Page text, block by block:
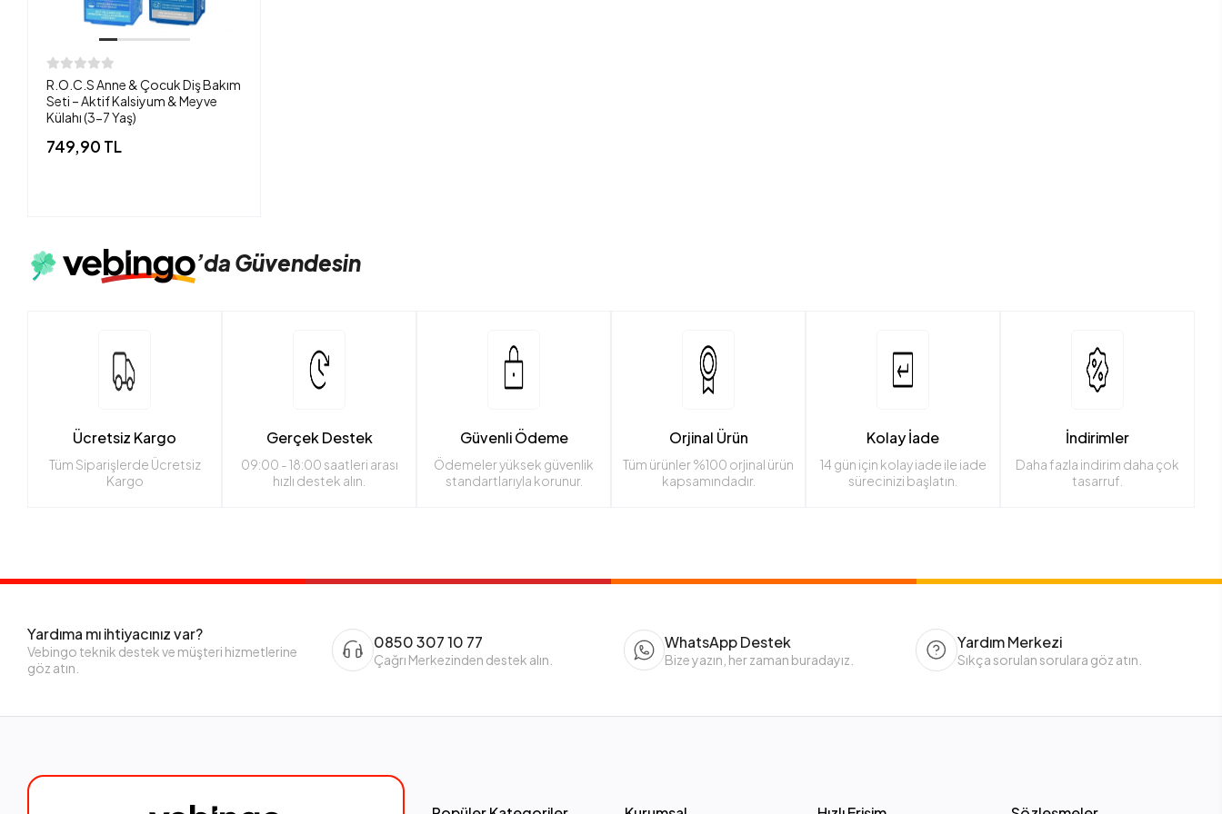
R.O.C.S Anne & Çocuk Diş Bakım
Seti – Aktif Kalsiyum & Meyve
Külahı (3-7 Yaş)
749,90 TL
’da Güvendesin
Ücretsiz Kargo
Tüm Siparişlerde Ücretsiz
Kargo
Gerçek Destek
09:00 - 18:00 saatleri arası
hızlı destek alın.
Güvenli Ödeme
Ödemeler yüksek güvenlik
standartlarıyla korunur.
Orjinal Ürün
Tüm ürünler %100 orjinal ürün
kapsamındadır.
Kolay İade
14 gün için kolay iade ile iade
sürecinizi başlatın.
İndirimler
Daha fazla indirim daha çok
tasarruf.
Yardıma mı ihtiyacınız var?
Vebingo teknik destek ve müşteri hizmetlerine
göz atın.
0850 307 10 77
Çağrı Merkezinden destek alın.
WhatsApp Destek
Bize yazın, her zaman buradayız.
Yardım Merkezi
Sıkça sorulan sorulara göz atın.